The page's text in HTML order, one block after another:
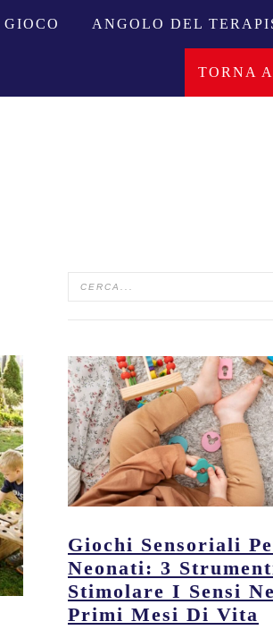
GIOCO ANGOLO DEL
TORNA
Giochi Sensoriali
Neonati: 3
Stimolare I Sensi
Primi Mesi Di Vita